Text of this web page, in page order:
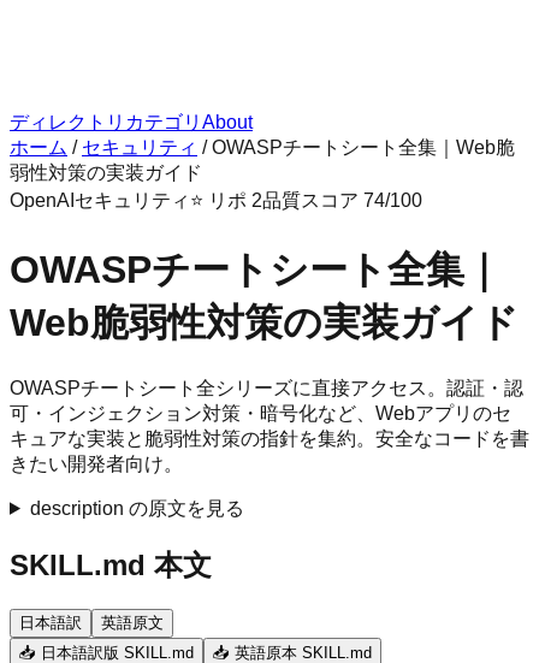
ディレクトリ カテゴリ About
ホーム / セキュリティ /OWASPチートシート全集｜Web脆
弱性対策の実装ガイド
OpenAI セキュリティ ⭐ リポ 2品質スコア 74/100
OWASPチートシート全集｜
Web脆弱性対策の実装ガイド
OWASPチートシート全シリーズに直接アクセス。認証・認
可・インジェクション対策・暗号化など、Webアプリのセ
キュアな実装と脆弱性対策の指針を集約。安全なコードを書
きたい開発者向け。
description の原文を見る
SKILL.md 本文
日本語訳
英語原文
📥 日本語訳版 SKILL.md
📥 英語原本 SKILL.md